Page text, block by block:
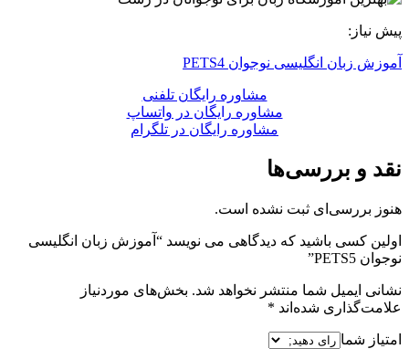
پیش نیاز:
آموزش زبان انگلیسی نوجوان PETS4
مشاوره رایگان تلفنی
مشاوره رایگان در واتساپ
مشاوره رایگان در تلگرام
نقد و بررسی‌ها
هنوز بررسی‌ای ثبت نشده است.
اولین کسی باشید که دیدگاهی می نویسد “آموزش زبان انگلیسی
نوجوان PETS5”
نشانی ایمیل شما منتشر نخواهد شد. بخش‌های موردنیاز
علامت‌گذاری شده‌اند *
امتیاز شما